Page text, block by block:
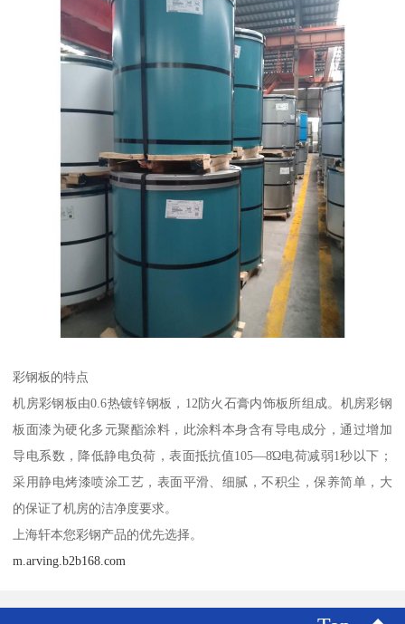
彩钢板的特点
机房彩钢板由0.6热镀锌钢板，12防火石膏内饰板所组成。机房彩钢
板面漆为硬化多元聚酯涂料，此涂料本身含有导电成分，通过增加
导电系数，降低静电负荷，表面抵抗值105—8Ώ电荷减弱1秒以下；
采用静电烤漆喷涂工艺，表面平滑、细腻，不积尘，保养简单，大
的保证了机房的洁净度要求。
上海轩本您彩钢产品的优先选择。
m.arving.b2b168.com